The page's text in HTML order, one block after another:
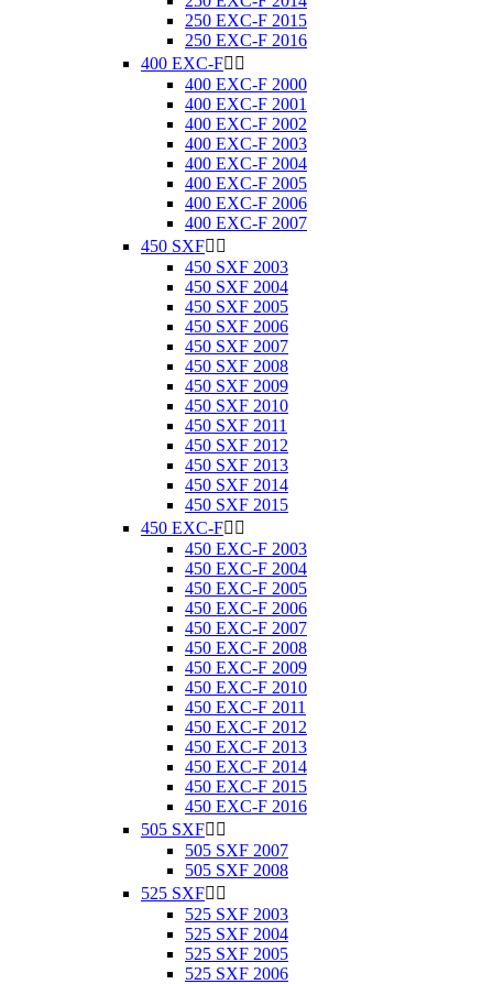
250 EXC-F 2015
250 EXC-F 2016
400 EXC-F 
400 EXC-F 2000
400 EXC-F 2001
400 EXC-F 2002
400 EXC-F 2003
400 EXC-F 2004
400 EXC-F 2005
400 EXC-F 2006
400 EXC-F 2007
450 SXF 
450 SXF 2003
450 SXF 2004
450 SXF 2005
450 SXF 2006
450 SXF 2007
450 SXF 2008
450 SXF 2009
450 SXF 2010
450 SXF 2011
450 SXF 2012
450 SXF 2013
450 SXF 2014
450 SXF 2015
450 EXC-F 
450 EXC-F 2003
450 EXC-F 2004
450 EXC-F 2005
450 EXC-F 2006
450 EXC-F 2007
450 EXC-F 2008
450 EXC-F 2009
450 EXC-F 2010
450 EXC-F 2011
450 EXC-F 2012
450 EXC-F 2013
450 EXC-F 2014
450 EXC-F 2015
450 EXC-F 2016
505 SXF 
505 SXF 2007
505 SXF 2008
525 SXF 
525 SXF 2003
525 SXF 2004
525 SXF 2005
525 SXF 2006